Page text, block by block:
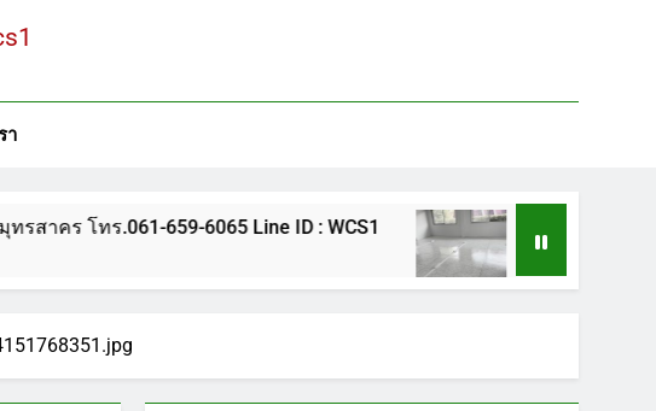
หินขัด สมุทรสาคร โทร.061-659-6065 Line ID : WCS1
า
659-6065 Line ID : WCS1 ขัดพื้นหินขัด อบต.แหลมบัวน
1 ปี Ago